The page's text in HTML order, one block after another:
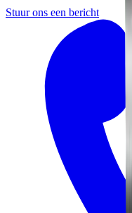
Stuur ons een bericht